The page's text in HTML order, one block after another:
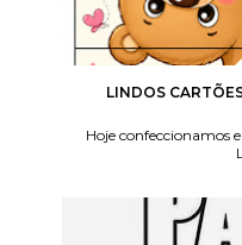
LINDOS
Hoje confeccionamos